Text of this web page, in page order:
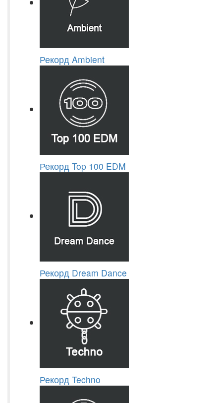
Рекорд Ambient
Рекорд Top 100 EDM
Рекорд Dream Dance
Рекорд Techno